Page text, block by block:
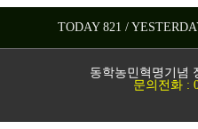
TODAY 821 /
동학농민혁명기념
문의전화 :